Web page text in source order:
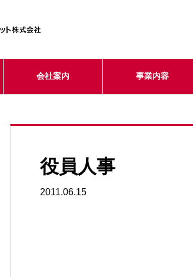
会社案内 事業内容
役員人事
2011.06.15